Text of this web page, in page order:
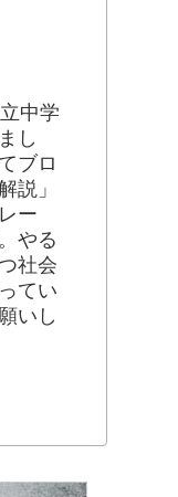
中学
し
ブロ
説」
ー
やる
社会
てい
いし